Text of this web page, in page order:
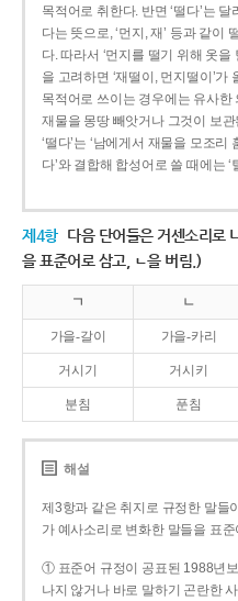
목적어로 취한다. 반면 ‘떨다’는
다는 뜻으로, ‘먼지, 재’ 등과 같이
다. 따라서 ‘먼지를 떨기 위해 옷을
을 고려하면 ‘재떨이, 먼지떨이’가
목적어로 쓰이는 경우에는 유사한
재물을 몽땅 빼앗거나 그것이 보
‘떨다’는 ‘남에게서 재물을 모조리
다’와 결합해 합성어로 쓸 때에는 ‘
제4항 다음 단어들은 거센소리로
을 표준어로 삼고, ㄴ을 버림.)
ㄱ ㄴ
가을-갈이 가을-카리
거시기 거시키
분침 푼침
해설
제3항과 같은 취지로 규정한 말들
가 예사소리로 변화한 말들을 표
① 표준어 규정이 공표된 1988년
나지 않거나 바로 말하기 곤란한